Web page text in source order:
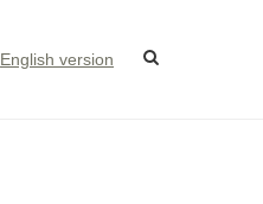
English version